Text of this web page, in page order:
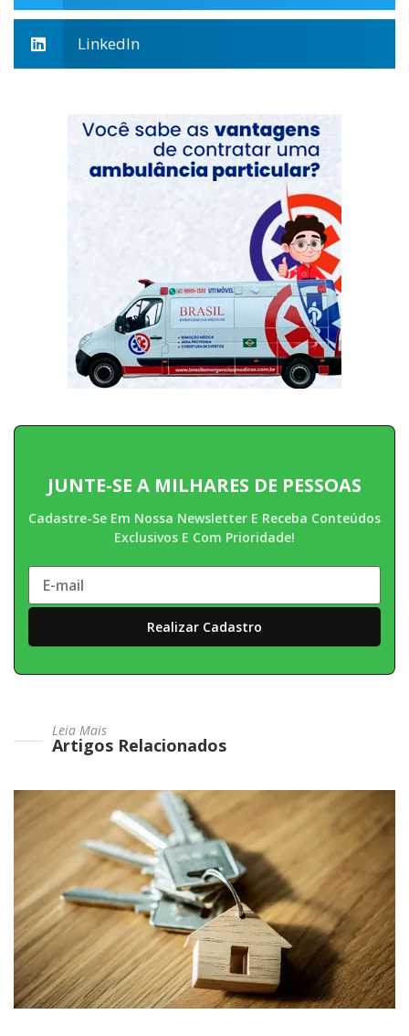
LinkedIn
JUNTE-SE A MILHARES DE PESSOAS
Cadastre-Se Em Nossa Newsletter E Receba Conteúdos
Exclusivos E Com Prioridade!
Leia Mais
Artigos Relacionados